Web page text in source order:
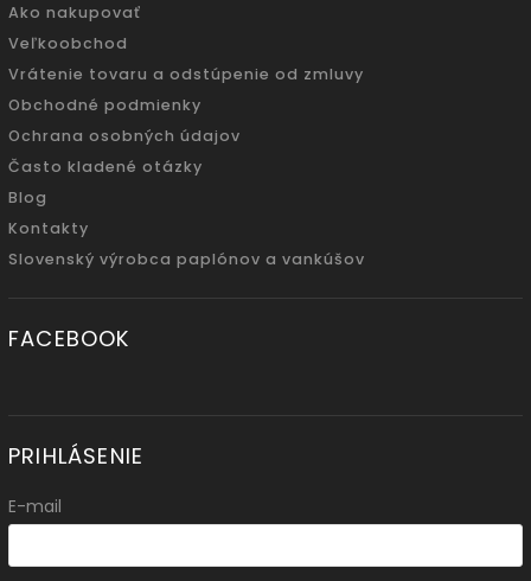
Ako nakupovať
Veľkoobchod
Vrátenie tovaru a odstúpenie od zmluvy
Obchodné podmienky
Ochrana osobných údajov
Často kladené otázky
Blog
Kontakty
Slovenský výrobca paplónov a vankúšov
FACEBOOK
PRIHLÁSENIE
E-mail